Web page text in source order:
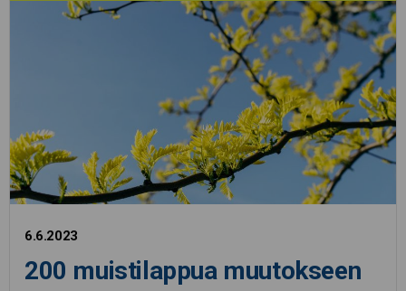
6.6.2023
200 muistilappua muutokseen